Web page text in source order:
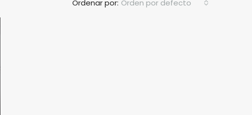
Ordenar por: Orden por defecto